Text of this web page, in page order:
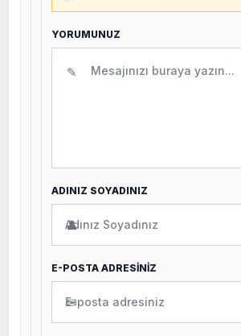
YORUMUNUZ
✎
ADINIZ SOYADINIZ
👤
E-POSTA ADRESİNİZ
✉